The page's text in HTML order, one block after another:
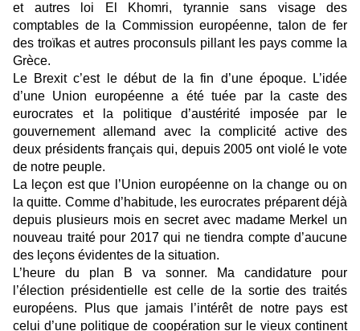
et autres loi El Khomri, tyrannie sans visage des
comptables de la Commission européenne, talon de fer
des troïkas et autres proconsuls pillant les pays comme la
Grèce.
Le Brexit c’est le début de la fin d’une époque. L’idée
d’une Union européenne a été tuée par la caste des
eurocrates et la politique d’austérité imposée par le
gouvernement allemand avec la complicité active des
deux présidents français qui, depuis 2005 ont violé le vote
de notre peuple.
La leçon est que l’Union européenne on la change ou on
la quitte. Comme d’habitude, les eurocrates préparent déjà
depuis plusieurs mois en secret avec madame Merkel un
nouveau traité pour 2017 qui ne tiendra compte d’aucune
des leçons évidentes de la situation.
L’heure du plan B va sonner. Ma candidature pour
l’élection présidentielle est celle de la sortie des traités
européens. Plus que jamais l’intérêt de notre pays est
celui d’une politique de coopération sur le vieux continent